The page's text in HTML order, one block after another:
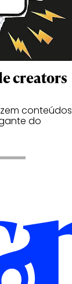
creators
conteúdos
do